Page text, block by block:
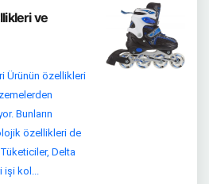
ve
Ürünün özellikleri
Bunların
özellikleri de
Delta
işi kol...